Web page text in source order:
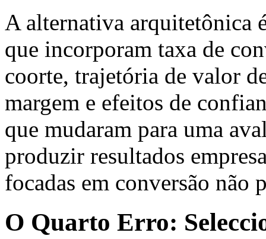
A alternativa arquitetônica
que incorporam taxa de
coorte, trajetória de valor
margem e efeitos de
que mudaram para uma
produzir resultados
focadas em conversão não
O Quarto Erro: